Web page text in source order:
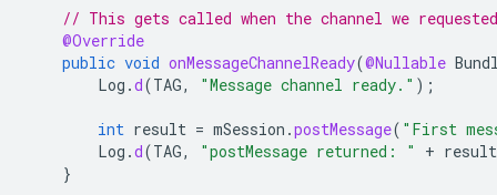
// This gets called when the channel we
@Override
public void onMessageChannelReady(@Nullable
Log .d(TAG, "Message channel ready." );
int result = mSession .postMessage( "First
Log .d(TAG, "postMessage returned: " + result
}